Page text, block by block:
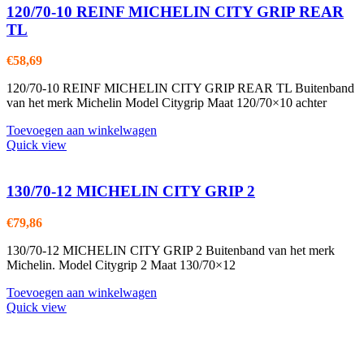
120/70-10 REINF MICHELIN CITY GRIP REAR
TL
€58,69
120/70-10 REINF MICHELIN CITY GRIP REAR TL Buitenband
van het merk Michelin Model Citygrip Maat 120/70×10 achter
Toevoegen aan winkelwagen
Quick view
130/70-12 MICHELIN CITY GRIP 2
€79,86
130/70-12 MICHELIN CITY GRIP 2 Buitenband van het merk
Michelin. Model Citygrip 2 Maat 130/70×12
Toevoegen aan winkelwagen
Quick view